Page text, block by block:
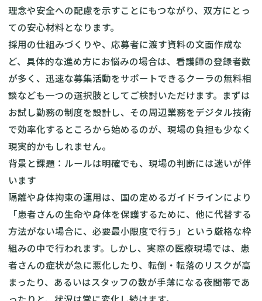
理念や安全への配慮を示すことにもつながり、双方にとっ
ての安心材料となります。
採用の仕組みづくりや、応募者に渡す資料の文面作成な
ど、具体的な進め方にお悩みの場合は、看護師の登録者数
が多く、迅速な募集活動をサポートできるクーラの無料相
談なども一つの選択肢としてご検討いただけます。まずは
お試し勤務の制度を設計し、その周辺業務をデジタル技術
で効率化するところから始めるのが、現場の負担も少なく
現実的かもしれません。
背景と課題：ルールは明確でも、現場の判断には迷いが伴
います
隔離や身体拘束の運用は、国の定めるガイドラインにより
「患者さんの生命や身体を保護するために、他に代替する
方法がない場合に、必要最小限度で行う」という厳格な枠
組みの中で行われます。しかし、実際の医療現場では、患
者さんの症状が急に悪化したり、転倒・転落のリスクが高
まったり、あるいはスタッフの数が手薄になる夜間帯であ